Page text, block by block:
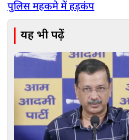
पुलिस महकमे में हड़कंप
यह भी पढ़ें